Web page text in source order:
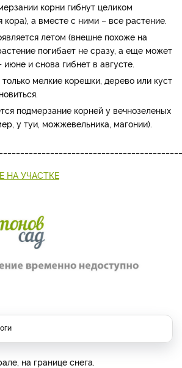
корни гибнут целиком
кора), а вместе с ними – все растение.
летом (внешне похоже на
погибает не сразу, а еще может
июне и снова гибнет в августе.
мелкие корешки, дерево или куст
подмерзание корней у вечнозеленых
у туи, можжевельника, магонии).
НА УЧАСТКЕ
на границе снега.